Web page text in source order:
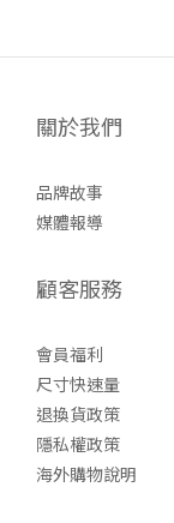
關於我們
品牌故事
媒體報導
顧客服務
會員福利
尺寸快速量
退換貨政策
隱私權政策
海外購物說明